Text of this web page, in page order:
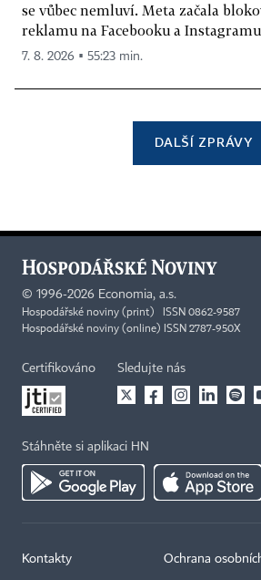
se vůbec nemluví. Meta začala
reklamu na Facebooku a Instagramu
7. 8. 2026 ▪ 55:23 min.
DALŠÍ ZPRÁVY
© 1996-2026 Economia, a.s.
Hospodářské noviny (print) ISSN 0862-9587
Hospodářské noviny (online) ISSN 2787-950X
Certifikováno Sledujte nás
Stáhněte si aplikaci HN
Kontakty Ochrana